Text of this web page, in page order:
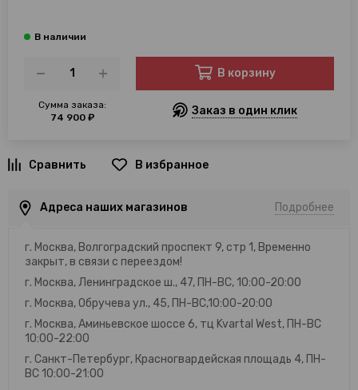
Сумма заказа:
74 900 ₽
В корзину
Заказ в один клик
В избранное
Адреса наших магазинов Подробнее
г. Москва, Волгоградский проспект 9, стр 1, Временно
закрыт, в связи с переездом!
г. Москва, Ленинградское ш., 47, ПН-ВС, 10:00-20:00
г. Москва, Обручева ул., 45, ПН-ВС,10:00-20:00
г. Москва, Аминьевское шоссе 6, тц Kvartal West, ПН-ВС
10:00-22:00
г. Санкт-Петербург, Красногвардейская площадь 4, ПН-
ВС 10:00-21:00